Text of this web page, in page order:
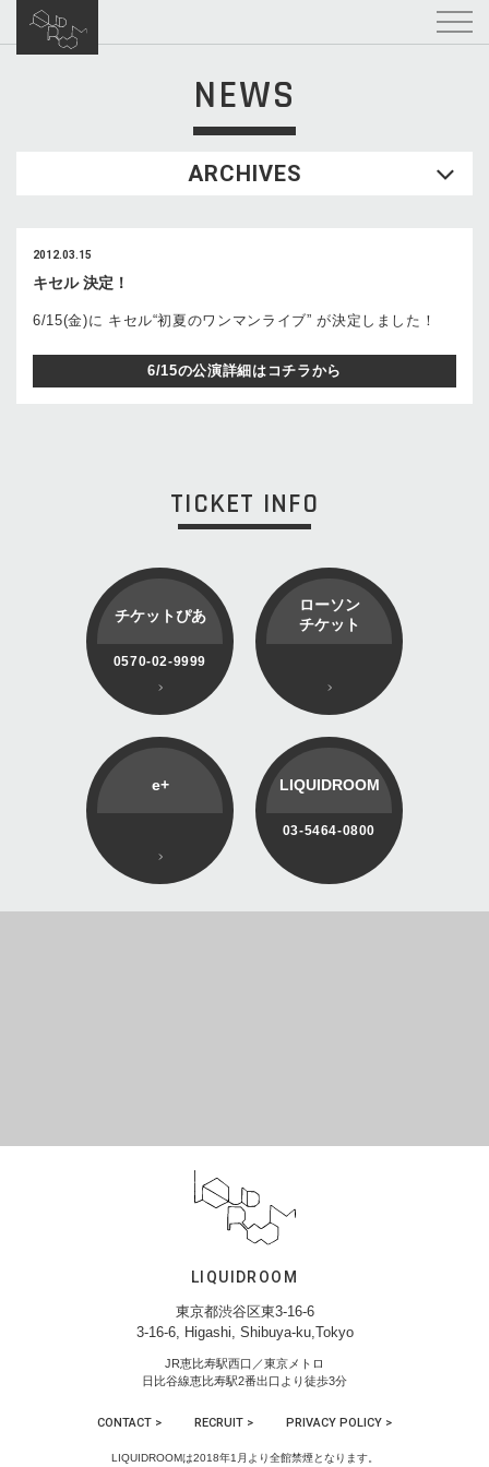
NEWS
ARCHIVES
2012.03.15
キセル 決定！
6/15(金)に キセル“初夏のワンマンライブ” が決定しました！
6/15の公演詳細はコチラから
TICKET INFO
チケットぴあ
0570-02-9999
ローソン
チケット
e+ LIQUIDROOM
03-5464-0800
LIQUIDROOM
東京都渋谷区東3-16-6
3-16-6, Higashi, Shibuya-ku,Tokyo
JR恵比寿駅西口／東京メトロ
日比谷線恵比寿駅2番出口より徒歩3分
CONTACT > RECRUIT > PRIVACY POLICY >
LIQUIDROOMは2018年1月より全館禁煙となります。